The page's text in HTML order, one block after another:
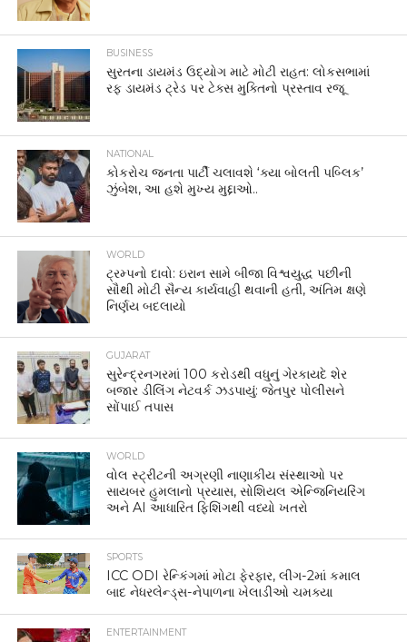
BUSINESS
સુરતના ડાયમંડ ઉદ્યોગ માટે મોટી રાહત: લોકસભામાં
રફ ડાયમંડ ટ્રેડ પર ટેક્સ મુક્તિનો પ્રસ્તાવ રજૂ
NATIONAL
કોકરોચ જનતા પાર્ટી ચલાવશે ‘ક્યા બોલતી પબ્લિક’
ઝુંબેશ, આ હશે મુખ્ય મુદ્દાઓ..
WORLD
ટ્રમ્પનો દાવો: ઇરાન સામે બીજા વિશ્વયુદ્ધ પછીની
સૌથી મોટી સૈન્ય કાર્યવાહી થવાની હતી, અંતિમ ક્ષણે
નિર્ણય બદલાયો
GUJARAT
સુરેન્દ્રનગરમાં 100 કરોડથી વધુનું ગેરકાયદે શેર
બજાર ડીલિંગ નેટવર્ક ઝડપાયું: જેતપુર પોલીસને
સોંપાઈ તપાસ
WORLD
વોલ સ્ટ્રીટની અગ્રણી નાણાકીય સંસ્થાઓ પર
સાયબર હુમલાનો પ્રયાસ, સોશિયલ એન્જિનિયરિંગ
અને AI આધારિત ફિશિંગથી વધ્યો ખતરો
SPORTS
ICC ODI રેન્કિંગમાં મોટા ફેરફાર, લીગ-2માં કમાલ
બાદ નેધરલેન્ડ્સ-નેપાળના ખેલાડીઓ ચમક્યા
ENTERTAINMENT